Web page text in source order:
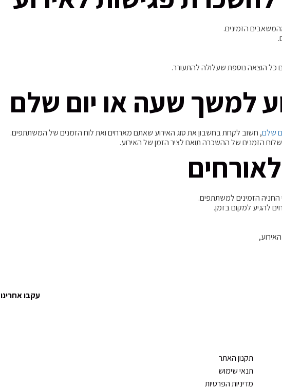
הזמינים.
גם כל הוצאה נוספת שעלולה להתעורר.
למשך שעה או יום שלם
שלם, חשוב לקחת בחשבון את סוג האירוע שאתם מארחים ואת לוח הזמנים של המשתתפים.
הזמנים של ההשכרה תואם לציר הזמן של האירוע.
הזמינים למשתתפים.
להגיע למקום בזמן.
תקנון האתר
תנאי שימוש
מדיניות הפרטיות
עקבו אחרינו